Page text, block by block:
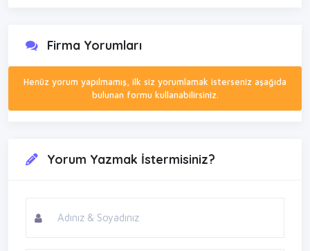
Firma Yorumları
Henüz yorum yapılmamış, ilk siz yorumlamak isterseniz aşağıda
bulunan formu kullanabilirsiniz.
Yorum Yazmak İstermisiniz?